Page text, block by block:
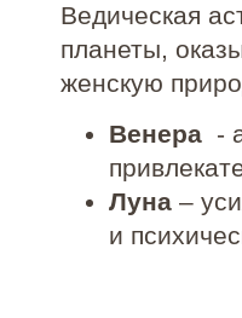
Ведическая
планеты,
женскую
Венера -
Луна –
и